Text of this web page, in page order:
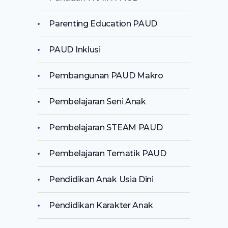
Parenting Education PAUD
PAUD Inklusi
Pembangunan PAUD Makro
Pembelajaran Seni Anak
Pembelajaran STEAM PAUD
Pembelajaran Tematik PAUD
Pendidikan Anak Usia Dini
Pendidikan Karakter Anak